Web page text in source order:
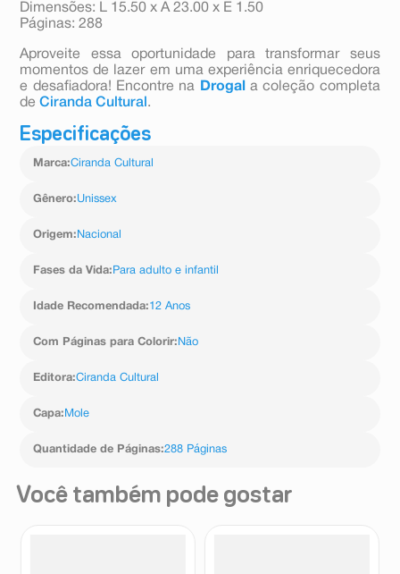
Dimensões: L 15.50 x A 23.00 x E 1.50
Páginas: 288
Aproveite essa oportunidade para transformar seus
momentos de lazer em uma experiência enriquecedora
e desafiadora! Encontre na
Drogal
a coleção completa
deCiranda Cultural .
Especificações
Marca:Ciranda Cultural
Gênero:Unissex
Origem: Nacional
Fases da Vida: Para adulto e infantil
Idade Recomendada:12 Anos
Com Páginas para Colorir: Não
Editora:Ciranda Cultural
Capa: Mole
Quantidade de Páginas:288 Páginas
Você também pode gostar